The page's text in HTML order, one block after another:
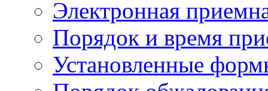
Электронная
Порядок и время
Установленные